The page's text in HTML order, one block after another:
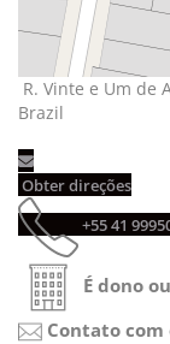
R. Vinte e Um de
Brazil
Obter direções
+55 41
É dono
Contato